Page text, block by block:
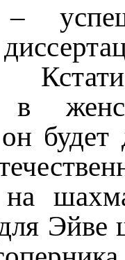
в
будет
на
Эйве